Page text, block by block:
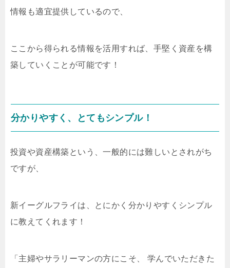
情報も適宜提供しているので、
ここから得られる情報を活用すれば、手堅く資産を構
築していくことが可能です！
分かりやすく、とてもシンプル！
投資や資産構築という、一般的には難しいとされがち
ですが、
新イーグルフライは、とにかく分かりやすくシンプル
に教えてくれます！
「主婦やサラリーマンの方にこそ、 学んでいただきた